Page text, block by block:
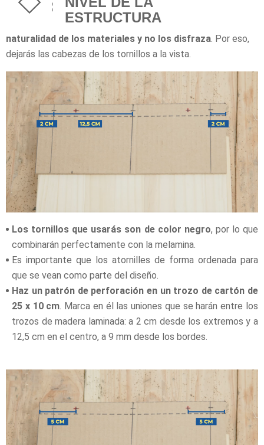
ESTRUCTURA
El diseño de este mueble es simple y honesto:
naturalidad de los materiales y no los disfraza. Por eso,
dejarás las cabezas de los tornillos a la vista.
Los tornillos que usarás son de color negro, por lo que
combinarán perfectamente con la melamina.
Es importante que los atornilles de forma ordenada para
que se vean como parte del diseño.
Haz un patrón de perforación en un trozo de cartón de
25 x 10 cm . Marca en él las uniones que se harán entre los
trozos de madera laminada: a 2 cm desde los extremos y a
12,5 cm en el centro, a 9 mm desde los bordes.